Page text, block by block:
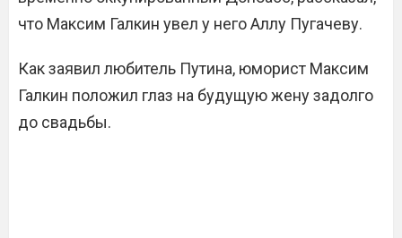
что Максим Галкин увел у него Аллу Пугачеву.
Как заявил любитель Путина, юморист Максим
Галкин положил глаз на будущую жену задолго
до свадьбы.